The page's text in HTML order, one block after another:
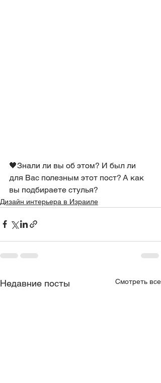
🖤Знали ли вы об этом? И был ли
для Вас полезным этот пост? А как
вы подбираете стулья?
Дизайн интерьера в Израиле
Недавние посты Смотреть все